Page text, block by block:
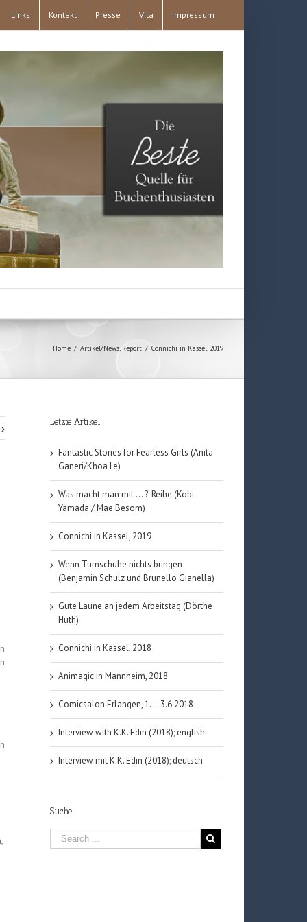
Links Kontakt Presse Vita Impressum
Home / Artikel/News, Report / Connichi in Kassel, 2019
Letzte Artikel
Fantastic Stories for Fearless Girls (Anita
Ganeri/Khoa Le)
Was macht man mit … ?-Reihe (Kobi
Yamada / Mae Besom)
Connichi in Kassel, 2019
Wenn Turnschuhe nichts bringen
(Benjamin Schulz und Brunello Gianella)
Gute Laune an jedem Arbeitstag (Dörthe
Huth)
Connichi in Kassel, 2018
Animagic in Mannheim, 2018
Comicsalon Erlangen, 1. – 3.6.2018
Interview with K.K. Edin (2018); english
Interview mit K.K. Edin (2018); deutsch
Suche